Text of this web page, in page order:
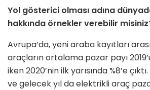
Yol gösterici olması adına
hakkında örnekler verebilir
Avrupa’da, yeni araba kayıtları
araçların ortalama pazar payı
iken 2020’nin ilk yarısında %8’e
ve gelecek yıl da elektrikli araç